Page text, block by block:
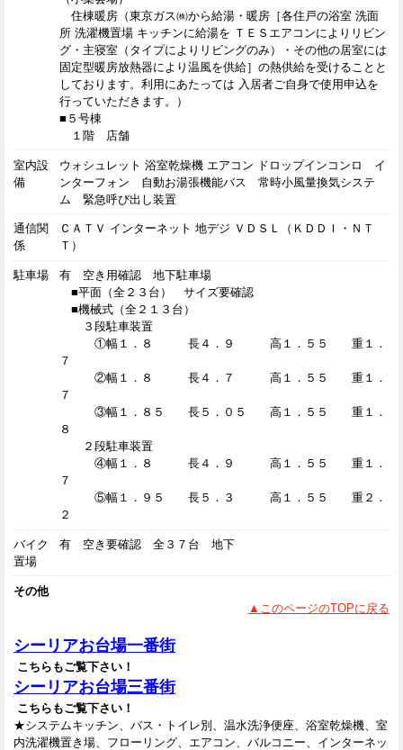
住棟暖房（東京ガス㈱から給湯・暖房［各住戸の浴室 洗面
所 洗濯機置場 キッチンに給湯を ＴＥＳエアコンによりリビン
グ・主寝室（タイプによりリビングのみ）・その他の居室には
固定型暖房放熱器により温風を供給］の熱供給を受けることと
しております。利用にあたっては 入居者ご自身で使用申込を
行っていただきます。）
■５号棟
１階 店舗
室内設
備
ウォシュレット 浴室乾燥機 エアコン ドロップインコンロ イ
ンターフォン 自動お湯張機能バス 常時小風量換気システ
ム 緊急呼び出し装置
通信関
係
ＣＡＴＶ インターネット 地デジ ＶＤＳＬ（ＫＤＤＩ・ＮＴ
Ｔ）
駐車場
有 空き用確認 地下駐車場
■平面（全２３台） サイズ要確認
■機械式（全２１３台）
３段駐車装置
①幅１．８ 長４．９ 高１．５５ 重１．
７
②幅１．８ 長４．７ 高１．５５ 重１．
７
③幅１．８５ 長５．０５ 高１．５５ 重１．
８
２段駐車装置
④幅１．８ 長４．９ 高１．５５ 重１．
７
⑤幅１．９５ 長５．３ 高１．５５ 重２．
２
バイク
置場
有 空き要確認 全３７台 地下
その他
▲このページのTOPに戻る
シーリアお台場一番街
こちらもご覧下さい！
シーリアお台場三番街
こちらもご覧下さい！
★システムキッチン、バス・トイレ別、温水洗浄便座、浴室乾燥機、室
内洗濯機置き場、フローリング、エアコン、バルコニー、インターネッ